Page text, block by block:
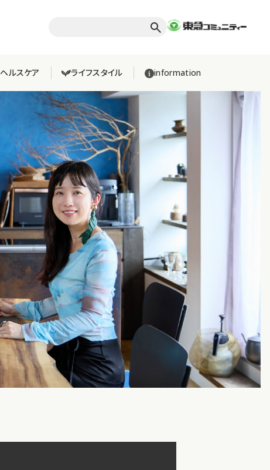
ヘルスケア ライフスタイル information